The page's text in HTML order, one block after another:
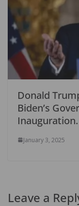
Donald
Biden’s
Inauguration.
January 3, 2025
Leave a